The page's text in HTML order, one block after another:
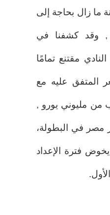
ما زال بحاجة إلى
, وقد كشفنا في
مقتنع تمامًا
المتفق عليه مع
من مليوني يورو ,
في البطولة،
فترة الإعداد